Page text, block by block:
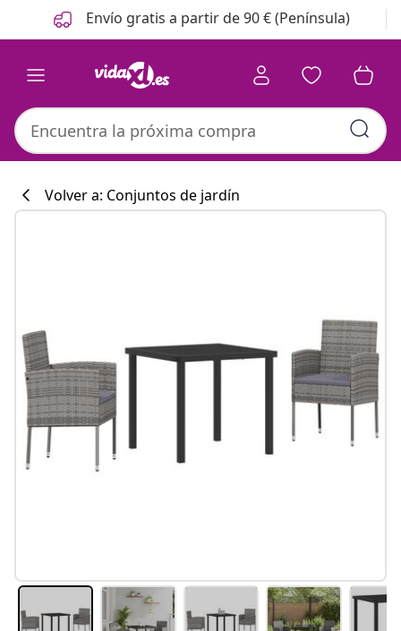
Anterior
Siguiente Envío gratis a partir de 90 € (Península)
#sharemevidaxl
Volver a: Conjuntos de jardín